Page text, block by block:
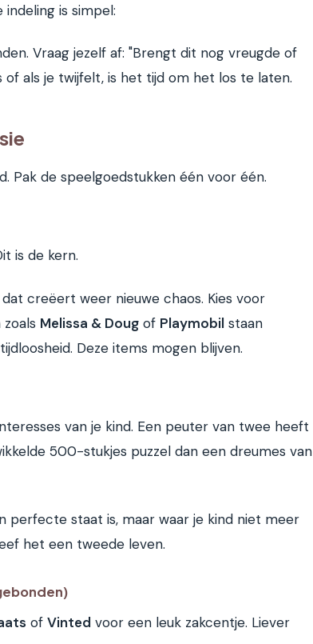
is simpel:
Vraag jezelf af: "Brengt dit nog vreugde of
of als je twijfelt, is het tijd om het los te laten.
Pak de speelgoedstukken één voor één.
is de kern.
creëert weer nieuwe chaos. Kies voor
Melissa & Doug of Playmobil staan
Deze items mogen blijven.
van je kind. Een peuter van twee heeft
500-stukjes puzzel dan een dreumes van
perfecte staat is, maar waar je kind niet meer
het een tweede leven.
of Vinted voor een leuk zakcentje. Liever